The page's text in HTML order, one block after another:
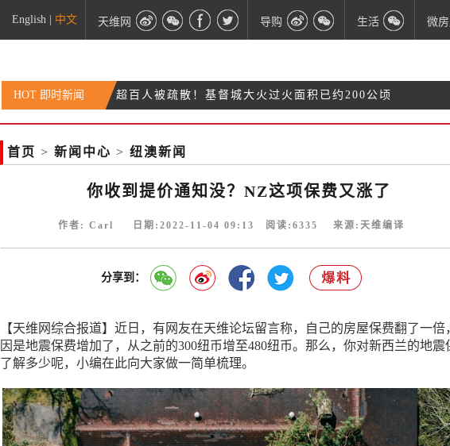
English 中文 天维网 导购 生活 微
HOT 即时新闻
超百人被疏散！基督城大火过火面积已约200公顷
吗？
你收到提价通知没？NZ这项保费又涨了
首页 > 新闻中心 > 纽澳新闻
你收到提价通知没？NZ这项保费又涨了
作者: Carl 日期:2022-11-04 09:13 阅读: 6335 来源:天维编译
分享到：
【天维网综合报道】近日，有网友在天维论坛留言称，自己的房屋保费翻了一倍
因是地震保费增加了，从之前的300纽币增至480纽币。那么，你对新西兰的地震
了解多少呢，小编在此向大家做一简单梳理。